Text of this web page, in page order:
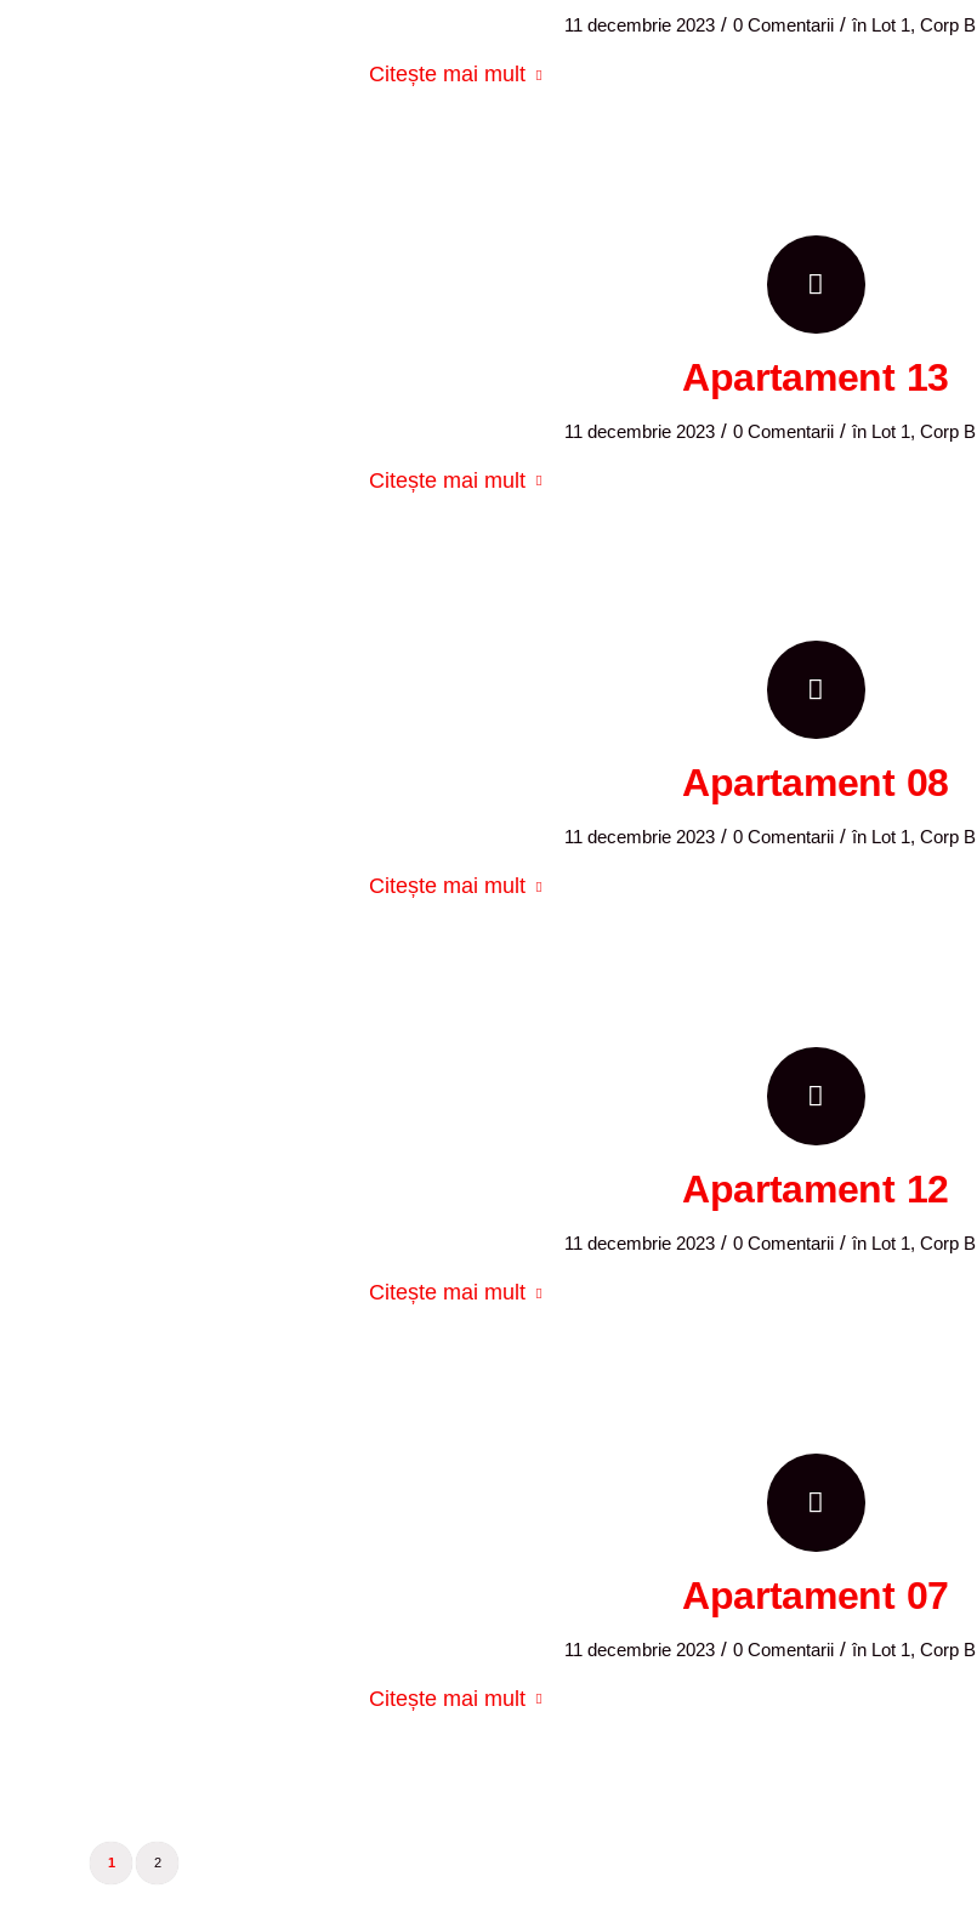
11 decembrie 2023 / 0 Comentarii / în Lot 1, Corp B
Citește mai mult
Apartament 13
11 decembrie 2023 / 0 Comentarii / în Lot 1, Corp B
Citește mai mult
Apartament 08
11 decembrie 2023 / 0 Comentarii / în Lot 1, Corp B
Citește mai mult
Apartament 12
11 decembrie 2023 / 0 Comentarii / în Lot 1, Corp B
Citește mai mult
Apartament 07
11 decembrie 2023 / 0 Comentarii / în Lot 1, Corp B
Citește mai mult
1 2